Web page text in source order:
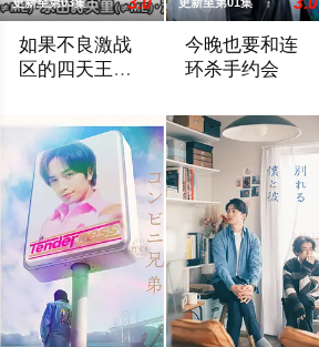
如果不良激战
区的四天王转
今晚也要和连
环杀手约会